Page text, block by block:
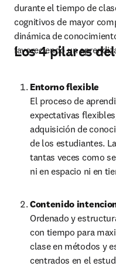
durante el tiempo de
cognitivos de mayor
dinámica de
favoreciendo un
Los 4 pilares
Entorno flexible
El proceso de
expectativas
adquisición de
de los estudiantes.
tantas veces como
ni en espacio ni en
Contenido
Ordenado y
con tiempo para
clase en métodos y
centrados en el